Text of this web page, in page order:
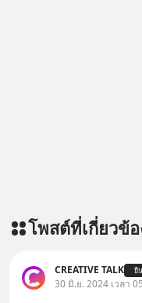
เ
สั่งซื้
โพสต์ที่เกี่ยวข้อ
CREATIVE TALK ยื
30 มิ.ย. 2024 เวลา